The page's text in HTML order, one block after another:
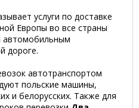
услуги по доставке
Европы во все страны
автомобильным
дороге.
автотранспортом
польские машины,
и белорусских. Также для